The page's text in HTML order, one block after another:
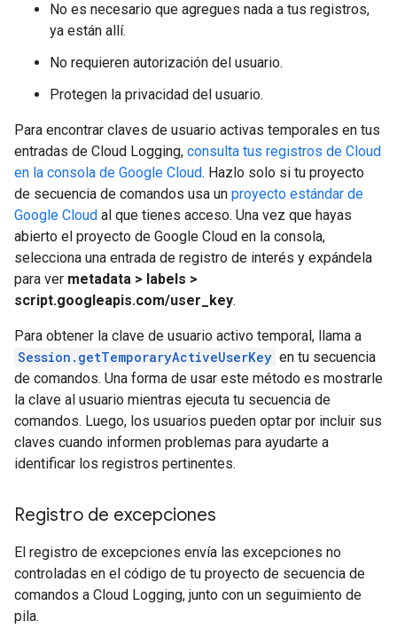
No es necesario que agregues nada a tus registros,
ya están allí.
No requieren autorización del usuario.
Protegen la privacidad del usuario.
Para encontrar claves de usuario activas temporales en tus
entradas de Cloud Logging, consulta tus registros de Cloud
en la consola de Google Cloud. Hazlo solo si tu proyecto
de secuencia de comandos usa un proyecto estándar de
Google Cloud al que tienes acceso. Una vez que hayas
abierto el proyecto de Google Cloud en la consola,
selecciona una entrada de registro de interés y expándela
para ver metadata > labels >
script.googleapis.com/user_key.
Para obtener la clave de usuario activo temporal, llama a
Session.getTemporaryActiveUserKey en tu secuencia
de comandos. Una forma de usar este método es mostrarle
la clave al usuario mientras ejecuta tu secuencia de
comandos. Luego, los usuarios pueden optar por incluir sus
claves cuando informen problemas para ayudarte a
identificar los registros pertinentes.
Registro de excepciones
El registro de excepciones envía las excepciones no
controladas en el código de tu proyecto de secuencia de
comandos a Cloud Logging, junto con un seguimiento de
pila.